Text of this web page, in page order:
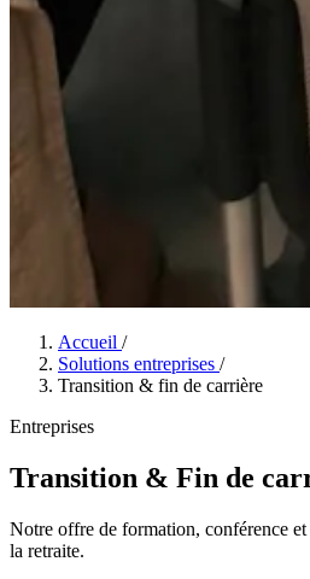
Accueil /
Solutions entreprises /
Transition & fin de carrière
Entreprises
Transition & Fin de
Notre offre de formation, conférence et
la retraite.